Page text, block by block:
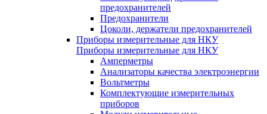
предохранителей
Предохранители
Цоколи, держатели предохранителей
Приборы измерительные для НКУ
Приборы измерительные для НКУ
Амперметры
Анализаторы качества электроэнергии
Вольтметры
Комплектующие измерительных
приборов